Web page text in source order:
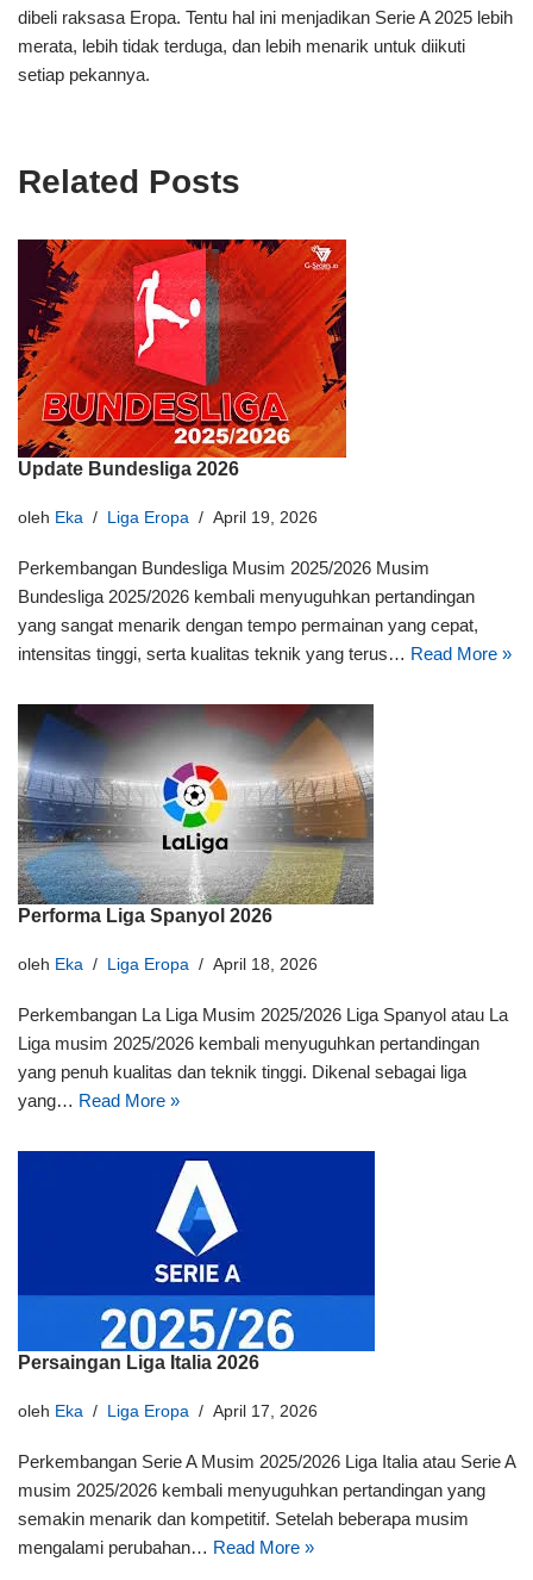
dibeli raksasa Eropa. Tentu hal ini menjadikan Serie A 2025 lebih
merata, lebih tidak terduga, dan lebih menarik untuk diikuti
setiap pekannya.
Related Posts
Update Bundesliga 2026
oleh Eka Liga Eropa April 19, 2026
Perkembangan Bundesliga Musim 2025/2026 Musim
Bundesliga 2025/2026 kembali menyuguhkan pertandingan
yang sangat menarik dengan tempo permainan yang cepat,
intensitas tinggi, serta kualitas teknik yang terus… Read More »
Performa Liga Spanyol 2026
oleh Eka Liga Eropa April 18, 2026
Perkembangan La Liga Musim 2025/2026 Liga Spanyol atau La
Liga musim 2025/2026 kembali menyuguhkan pertandingan
yang penuh kualitas dan teknik tinggi. Dikenal sebagai liga
yang… Read More »
Persaingan Liga Italia 2026
oleh Eka Liga Eropa April 17, 2026
Perkembangan Serie A Musim 2025/2026 Liga Italia atau Serie A
musim 2025/2026 kembali menyuguhkan pertandingan yang
semakin menarik dan kompetitif. Setelah beberapa musim
mengalami perubahan… Read More »